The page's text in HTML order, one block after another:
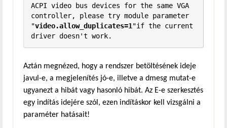
ACPI video bus devices for the same VGA
controller, please try module parameter
"video.allow_duplicates=1 "if the current
driver doesn't work.
Aztán megnézed, hogy a rendszer betöltésének ideje
javul-e, a megjelenítés jó-e, illetve a dmesg mutat-e
ugyanezt a hibát vagy hasonló hibát. Az E-e szerkesztés
egy indítás idejére szól, ezen indításkor kell vizsgálni a
paraméter hatásait!